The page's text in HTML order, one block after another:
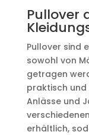
Pullover
Pullover sind
sowohl von
getragen
praktisch und
Anlässe und
verschiedenen
erhältlich,